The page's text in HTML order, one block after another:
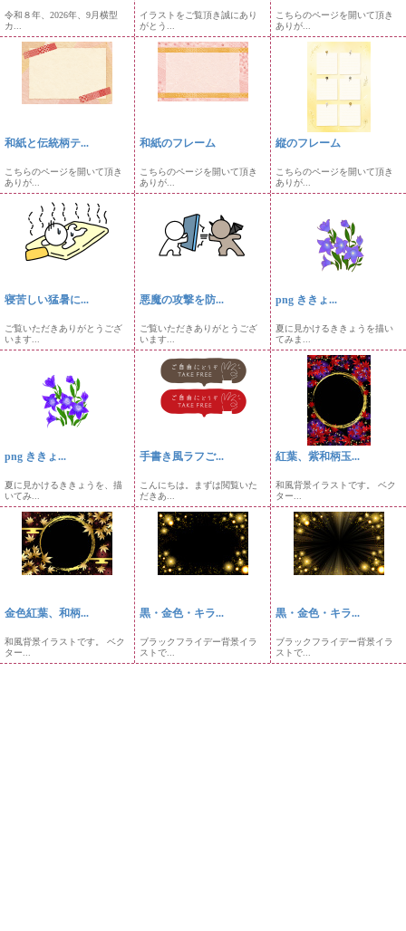
令和８年、2026年、9月横型
カ...
イラストをご覧頂き誠にあり
がとう...
こちらのページを開いて頂き
ありが...
和紙と伝統柄テ...
こちらのページを開いて頂き
ありが...
和紙のフレーム
こちらのページを開いて頂き
ありが...
縦のフレーム
こちらのページを開いて頂き
ありが...
寝苦しい猛暑に...
ご覧いただきありがとうござ
います...
悪魔の攻撃を防...
ご覧いただきありがとうござ
います...
png ききょ...
夏に見かけるききょうを描い
てみま...
png ききょ...
夏に見かけるききょうを、描
いてみ...
手書き風ラフご...
こんにちは。まずは閲覧いた
だきあ...
紅葉、紫和柄玉...
和風背景イラストです。 ベク
ター...
金色紅葉、和柄...
和風背景イラストです。 ベク
ター...
黒・金色・キラ...
ブラックフライデー背景イラ
ストで...
黒・金色・キラ...
ブラックフライデー背景イラ
ストで...